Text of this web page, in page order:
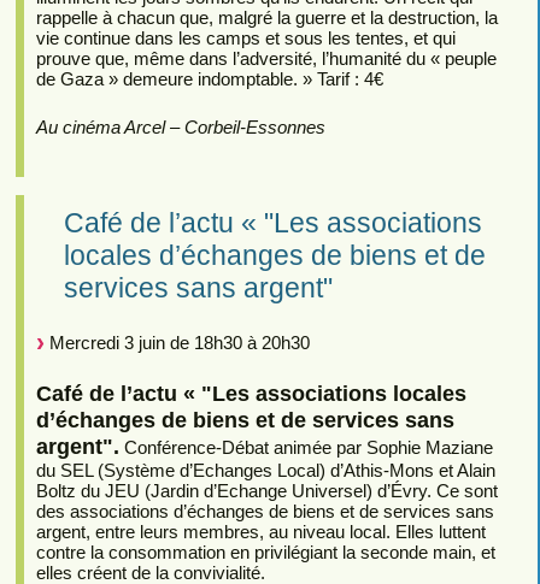
rappelle à chacun que, malgré la guerre et la destruction, la
vie continue dans les camps et sous les tentes, et qui
prouve que, même dans l’adversité, l’humanité du « peuple
de Gaza » demeure indomptable. » Tarif : 4€
Au cinéma Arcel – Corbeil-Essonnes
Café de l’actu « "Les associations
locales d’échanges de biens et de
services sans argent"
Mercredi 3 juin de 18h30 à 20h30
Café de l’actu « "Les associations locales
d’échanges de biens et de services sans
argent". Conférence-Débat animée par Sophie Maziane
du SEL (Système d’Echanges Local) d’Athis-Mons et Alain
Boltz du JEU (Jardin d’Echange Universel) d’Évry. Ce sont
des associations d’échanges de biens et de services sans
argent, entre leurs membres, au niveau local. Elles luttent
contre la consommation en privilégiant la seconde main, et
elles créent de la convivialité.